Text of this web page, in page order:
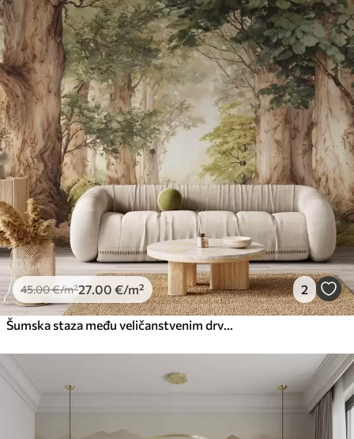
45.00€/m²27 .00 €/m² 2